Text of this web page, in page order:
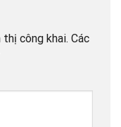
thị công khai. Các